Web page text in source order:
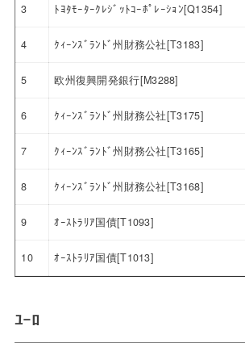
3 ﾄﾖﾀﾓｰﾀｰｸﾚｼﾞｯﾄｺｰﾎﾟﾚｰｼｮﾝ[Q1354]
4 ｸｨｰﾝｽﾞﾗﾝﾄﾞ州財務公社[T3183]
5 欧州復興開発銀行[M3288]
6 ｸｨｰﾝｽﾞﾗﾝﾄﾞ州財務公社[T3175]
7 ｸｨｰﾝｽﾞﾗﾝﾄﾞ州財務公社[T3165]
8 ｸｨｰﾝｽﾞﾗﾝﾄﾞ州財務公社[T3168]
9 ｵｰｽﾄﾗﾘｱ国債[T1093]
10 ｵｰｽﾄﾗﾘｱ国債[T1013]
ﾕｰﾛ